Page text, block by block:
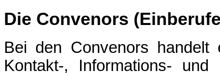
Die Convenors
Bei den Convenors
Kontakt-, Informations- und